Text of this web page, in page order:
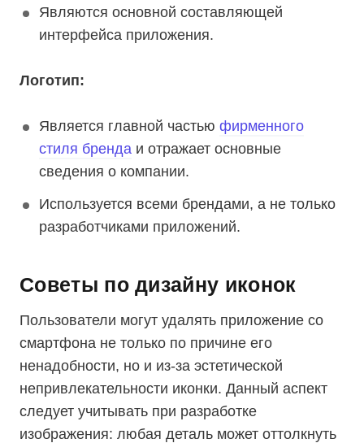
Являются основной составляющей
интерфейса приложения.
Логотип:
Является главной частью фирменного
стиля бренда и отражает основные
сведения о компании.
Используется всеми брендами, а не только
разработчиками приложений.
Советы по дизайну иконок
Пользователи могут удалять приложение со
смартфона не только по причине его
ненадобности, но и из-за эстетической
непривлекательности иконки. Данный аспект
следует учитывать при разработке
изображения: любая деталь может оттолкнуть